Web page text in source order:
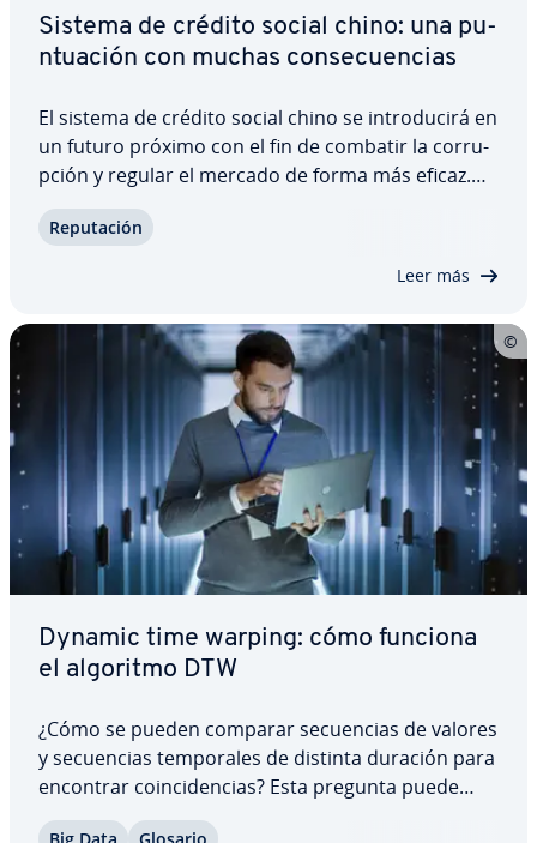
Sistema de crédito social chino: una pu­
n­tua­ción con muchas co­n­se­cue­n­cias
El sistema de crédito social chino se in­tro­du­ci­rá en
un futuro próximo con el fin de combatir la co­rru­
p­ción y regular el mercado de forma más eficaz.
temen que acabe sirviendo para vigilar y controlar
Repu­tación
Leer más
Dynamic time warping: cómo funciona
el algoritmo DTW
¿Cómo se pueden comparar se­cue­n­cias de valores
y se­cue­n­cias te­m­po­ra­les de distinta duración para
encontrar coin­ci­de­n­cias? Esta pregunta puede